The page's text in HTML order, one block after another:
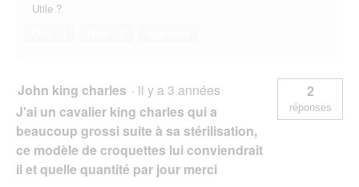
Utile ?
John king charles · il y a 3 années
J'ai un cavalier king charles qui a
beaucoup grossi suite à sa stérilisation,
ce modèle de croquettes lui conviendrait
il et quelle quantité par jour merci
2
réponses